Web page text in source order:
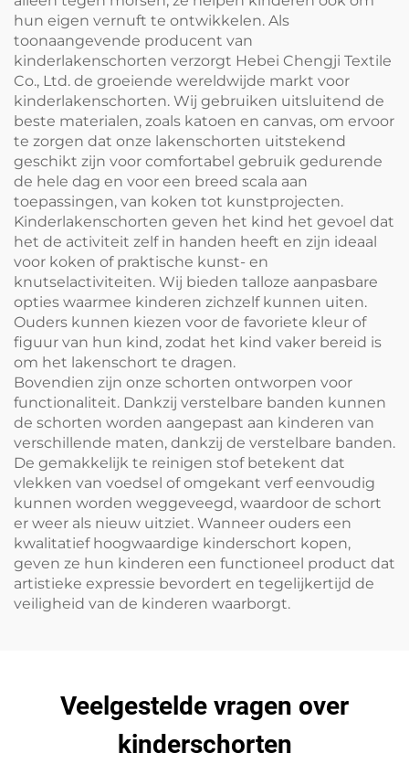
hun eigen vernuft te ontwikkelen. Als
toonaangevende producent van
kinderlakenschorten verzorgt Hebei Chengji Textile
Co., Ltd. de groeiende wereldwijde markt voor
kinderlakenschorten. Wij gebruiken uitsluitend de
beste materialen, zoals katoen en canvas, om ervoor
te zorgen dat onze lakenschorten uitstekend
geschikt zijn voor comfortabel gebruik gedurende
de hele dag en voor een breed scala aan
toepassingen, van koken tot kunstprojecten.
Kinderlakenschorten geven het kind het gevoel dat
het de activiteit zelf in handen heeft en zijn ideaal
voor koken of praktische kunst- en
knutselactiviteiten. Wij bieden talloze aanpasbare
opties waarmee kinderen zichzelf kunnen uiten.
Ouders kunnen kiezen voor de favoriete kleur of
figuur van hun kind, zodat het kind vaker bereid is
om het lakenschort te dragen.
Bovendien zijn onze schorten ontworpen voor
functionaliteit. Dankzij verstelbare banden kunnen
de schorten worden aangepast aan kinderen van
verschillende maten, dankzij de verstelbare banden.
De gemakkelijk te reinigen stof betekent dat
vlekken van voedsel of omgekant verf eenvoudig
kunnen worden weggeveegd, waardoor de schort
er weer als nieuw uitziet. Wanneer ouders een
kwalitatief hoogwaardige kinderschort kopen,
geven ze hun kinderen een functioneel product dat
artistieke expressie bevordert en tegelijkertijd de
veiligheid van de kinderen waarborgt.
Veelgestelde vragen over
kinderschorten